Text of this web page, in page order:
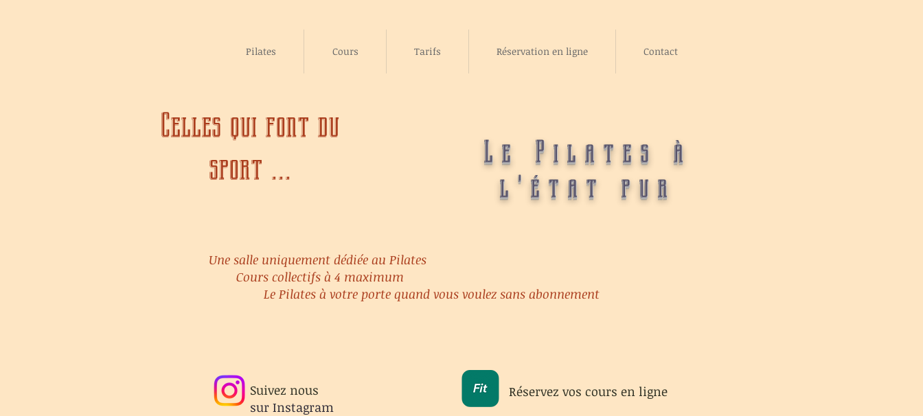
Pilates Cours Tarifs Réservation en ligne Contact
Celles qui font du
sport ...
Le Pilates à
l'état pur
Une salle uniquement dédiée au Pilates
Cours collectifs à 4 maximum
Le Pilates à votre porte quand vous voulez sans abonnement
Suivez nous
sur Instagram
Réservez vos cours en ligne